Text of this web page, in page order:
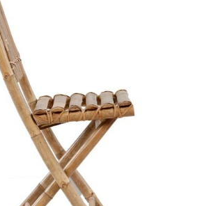
е с информационна цел.
в количката си с бутона "Добави в
ще можете да изберете броя
е с информационна цел.
в количката си с бутона "Добави в
ще можете да изберете броя
NewPay, всъщност NewPay плаща
Вас. Вие я получавате и
начина да я платите към тях:
от момента на изпращане на
За покупки на стойност до